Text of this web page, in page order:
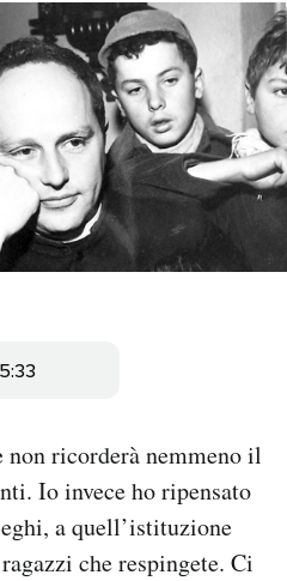
ricorderà nemmeno il
Io invece ho ripensato
a quell’istituzione
che respingete. Ci